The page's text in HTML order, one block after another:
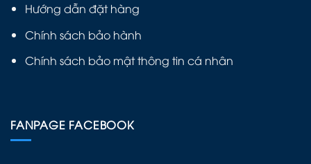
Hướng dẫn đặt hàng
Chính sách bảo hành
Chính sách bảo mật thông tin cá nhân
FANPAGE FACEBOOK